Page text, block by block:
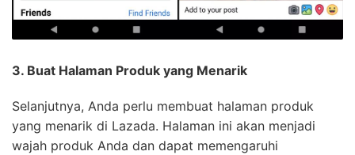
3. Buat Halaman Produk yang Menarik
Selanjutnya, Anda perlu membuat halaman produk
yang menarik di Lazada. Halaman ini akan menjadi
wajah produk Anda dan dapat memengaruhi